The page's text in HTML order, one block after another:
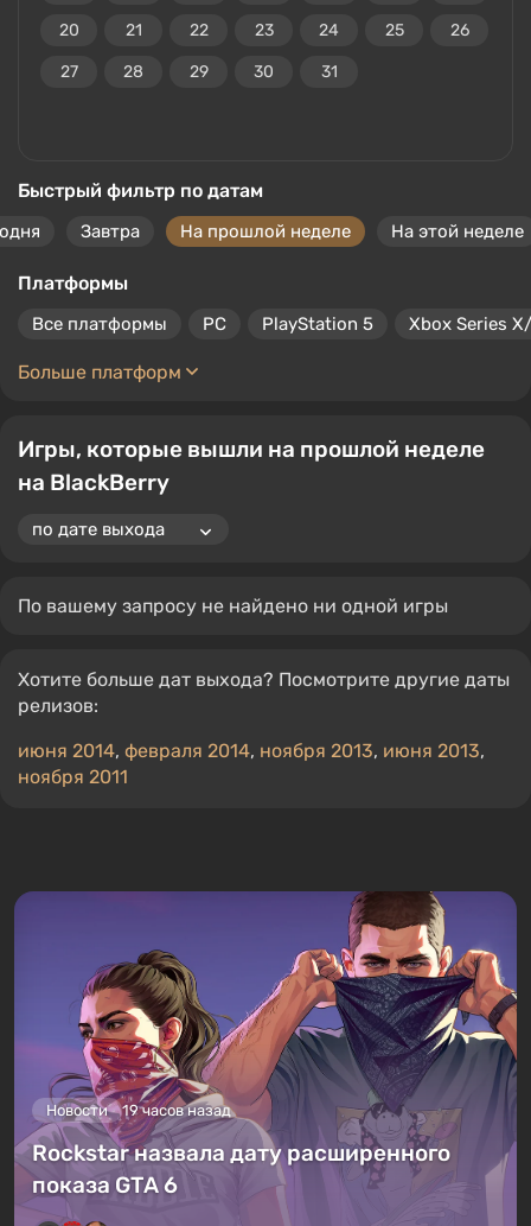
20 21 22 23 24 25 26
27 28 29 30 31
Быстрый фильтр по датам
Завтра На прошлой неделе На этой неделе
Платформы
Все платформы PC PlayStation 5 Xbox Series
Больше платформ
Игры, которые вышли на прошлой неделе
на BlackBerry
По вашему запросу не найдено ни одной игры
Хотите больше дат выхода? Посмотрите другие даты
релизов:
июня 2014, февраля 2014, ноября 2013, июня 2013,
ноября 2011
Новости 19 часов назад
Rockstar назвала дату расширенного
показа GTA 6